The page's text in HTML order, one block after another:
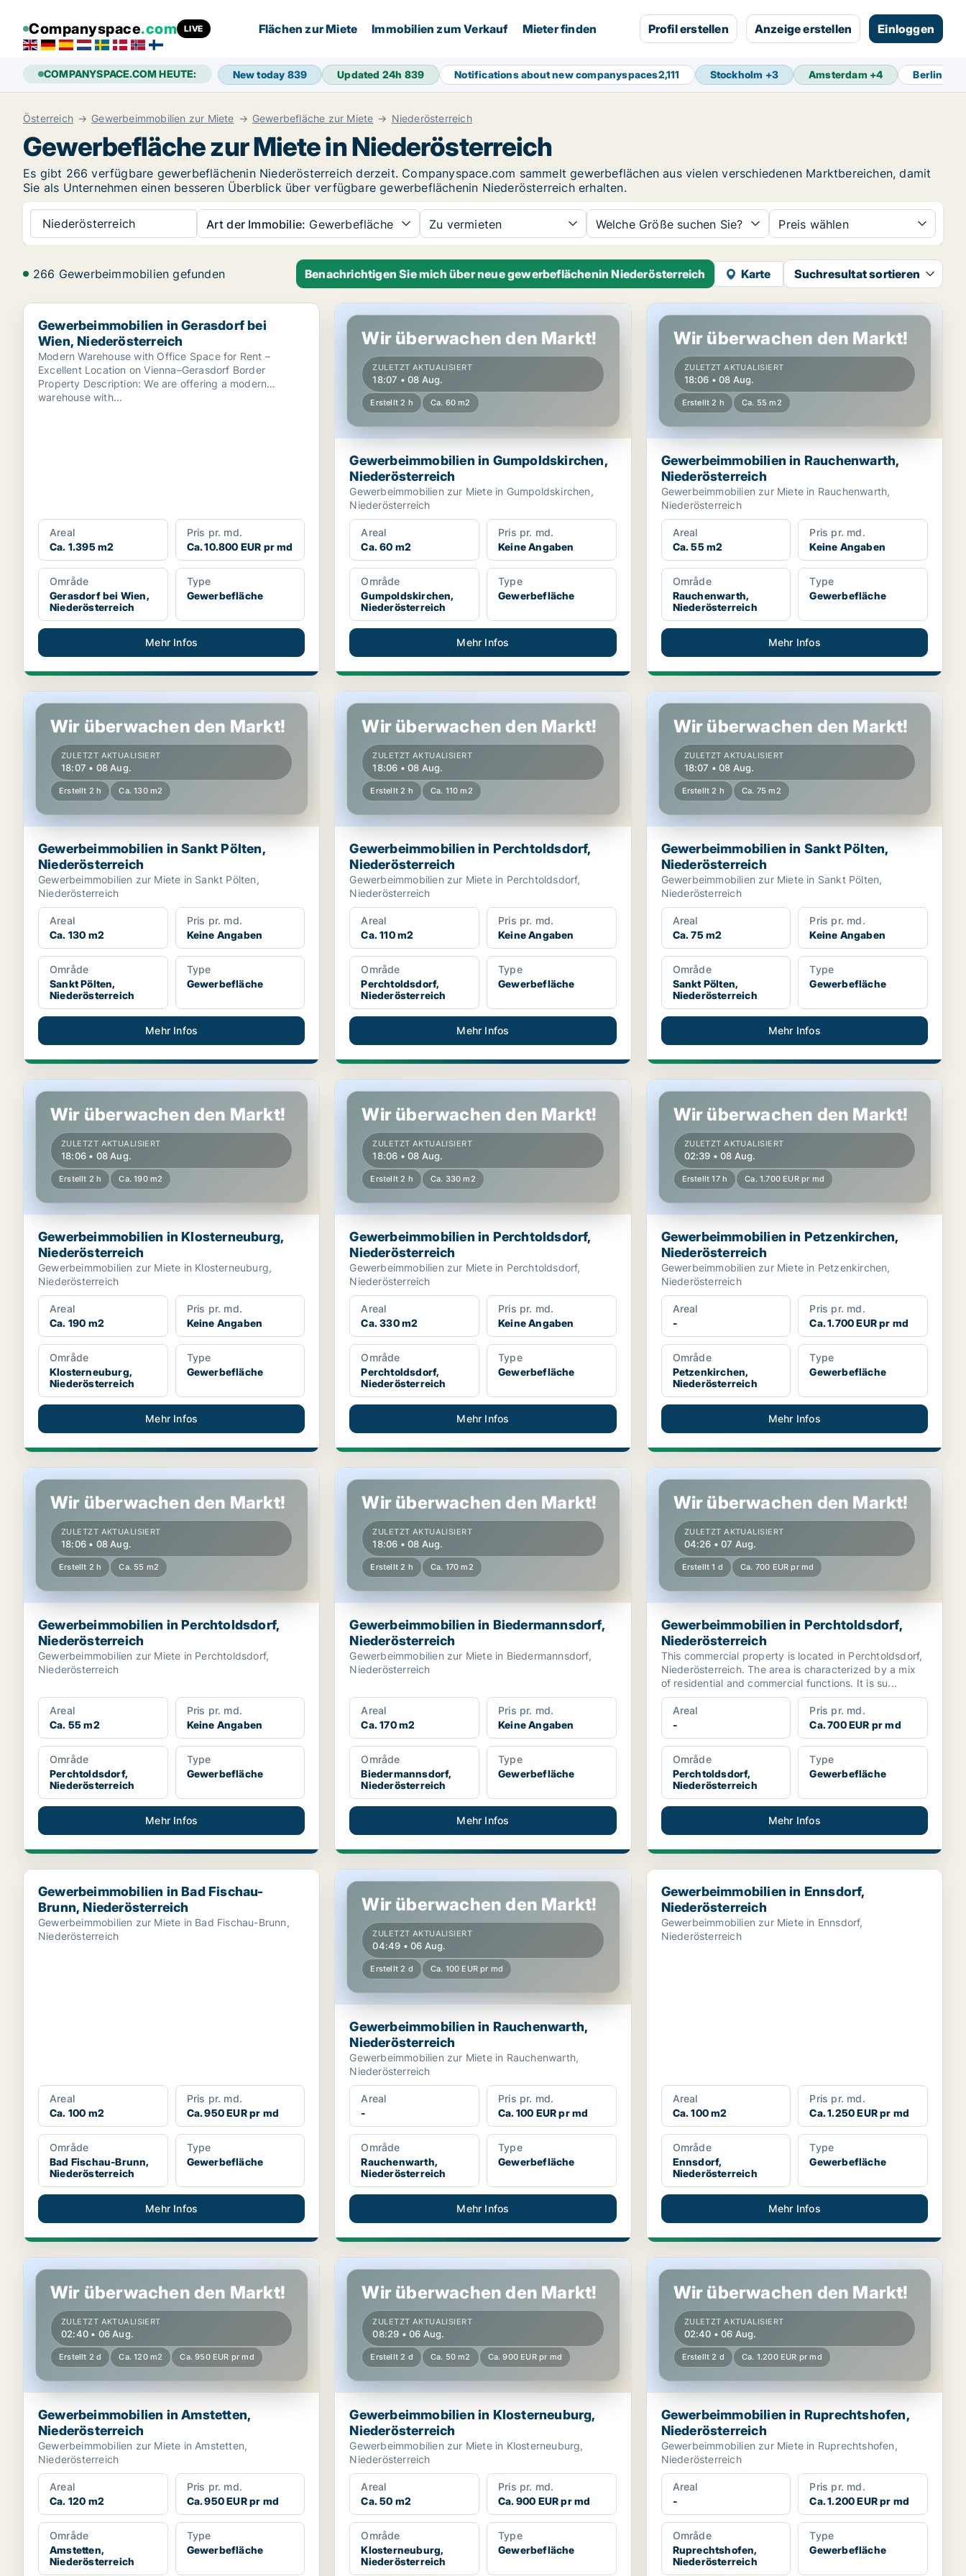
Companyspace.com LIVE Flächen zur Miete Immobilien zum Verkauf Mieter finden Profil erstellen Anzeige erstellen Einloggen
COMPANYSPACE.COM HEUTE: New today 839 Updated 24h 839 Notifications about new companyspaces2,111 Stockholm +3 Amsterdam +4 Berlin
Österreich Gewerbeimmobilien zur Miete Gewerbefläche zur Miete Niederösterreich
Gewerbefläche zur Miete in Niederösterreich
Es gibt 266 verfügbare gewerbeflächenin Niederösterreich derzeit. Companyspace.com sammelt gewerbeflächen aus vielen verschiedenen Marktbereichen, damit
Sie als Unternehmen einen besseren Überblick über verfügbare gewerbeflächenin Niederösterreich erhalten.
Niederösterreich Art der Immobilie: Gewerbefläche Zu vermieten Welche Größe suchen Sie? Preis wählen
266 Gewerbeimmobilien gefunden Benachrichtigen Sie mich über neue gewerbeflächenin Niederösterreich Karte Suchresultat sortieren
Gewerbeimmobilien in Gerasdorf bei Wien, Niederösterreich
Gewerbeimmobilien in Gerasdorf bei
Wien, Niederösterreich
Modern Warehouse with Office Space for Rent –
Excellent Location on Vienna–Gerasdorf Border
Property Description: We are offering a modern
warehouse with...
Areal
Ca. 1.395 m2
Pris pr. md.
Ca. 10.800 EUR pr md
Område
Gerasdorf bei Wien,
Niederösterreich
Type
Gewerbefläche
Mehr Infos
Gewerbeimmobilien in Gumpoldskirchen, Niederösterreich
Wir überwachen den Markt!
ZULETZT AKTUALISIERT
18:07 • 08 Aug.
Erstellt 2 h Ca. 60 m2
Gewerbeimmobilien in Gumpoldskirchen,
Niederösterreich
Gewerbeimmobilien zur Miete in Gumpoldskirchen,
Niederösterreich
Areal
Ca. 60 m2
Pris pr. md.
Keine Angaben
Område
Gumpoldskirchen,
Niederösterreich
Type
Gewerbefläche
Mehr Infos
Gewerbeimmobilien in Rauchenwarth, Niederösterreich
Wir überwachen den Markt!
ZULETZT AKTUALISIERT
18:06 • 08 Aug.
Erstellt 2 h Ca. 55 m2
Gewerbeimmobilien in Rauchenwarth,
Niederösterreich
Gewerbeimmobilien zur Miete in Rauchenwarth,
Niederösterreich
Areal
Ca. 55 m2
Pris pr. md.
Keine Angaben
Område
Rauchenwarth,
Niederösterreich
Type
Gewerbefläche
Mehr Infos
Gewerbeimmobilien in Sankt Pölten, Niederösterreich
Wir überwachen den Markt!
ZULETZT AKTUALISIERT
18:07 • 08 Aug.
Erstellt 2 h Ca. 130 m2
Gewerbeimmobilien in Sankt Pölten,
Niederösterreich
Gewerbeimmobilien zur Miete in Sankt Pölten,
Niederösterreich
Areal
Ca. 130 m2
Pris pr. md.
Keine Angaben
Område
Sankt Pölten,
Niederösterreich
Type
Gewerbefläche
Mehr Infos
Gewerbeimmobilien in Perchtoldsdorf, Niederösterreich
Wir überwachen den Markt!
ZULETZT AKTUALISIERT
18:06 • 08 Aug.
Erstellt 2 h Ca. 110 m2
Gewerbeimmobilien in Perchtoldsdorf,
Niederösterreich
Gewerbeimmobilien zur Miete in Perchtoldsdorf,
Niederösterreich
Areal
Ca. 110 m2
Pris pr. md.
Keine Angaben
Område
Perchtoldsdorf,
Niederösterreich
Type
Gewerbefläche
Mehr Infos
Gewerbeimmobilien in Sankt Pölten, Niederösterreich
Wir überwachen den Markt!
ZULETZT AKTUALISIERT
18:07 • 08 Aug.
Erstellt 2 h Ca. 75 m2
Gewerbeimmobilien in Sankt Pölten,
Niederösterreich
Gewerbeimmobilien zur Miete in Sankt Pölten,
Niederösterreich
Areal
Ca. 75 m2
Pris pr. md.
Keine Angaben
Område
Sankt Pölten,
Niederösterreich
Type
Gewerbefläche
Mehr Infos
Gewerbeimmobilien in Klosterneuburg, Niederösterreich
Wir überwachen den Markt!
ZULETZT AKTUALISIERT
18:06 • 08 Aug.
Erstellt 2 h Ca. 190 m2
Gewerbeimmobilien in Klosterneuburg,
Niederösterreich
Gewerbeimmobilien zur Miete in Klosterneuburg,
Niederösterreich
Areal
Ca. 190 m2
Pris pr. md.
Keine Angaben
Område
Klosterneuburg,
Niederösterreich
Type
Gewerbefläche
Mehr Infos
Gewerbeimmobilien in Perchtoldsdorf, Niederösterreich
Wir überwachen den Markt!
ZULETZT AKTUALISIERT
18:06 • 08 Aug.
Erstellt 2 h Ca. 330 m2
Gewerbeimmobilien in Perchtoldsdorf,
Niederösterreich
Gewerbeimmobilien zur Miete in Perchtoldsdorf,
Niederösterreich
Areal
Ca. 330 m2
Pris pr. md.
Keine Angaben
Område
Perchtoldsdorf,
Niederösterreich
Type
Gewerbefläche
Mehr Infos
Gewerbeimmobilien in Petzenkirchen, Niederösterreich
Wir überwachen den Markt!
ZULETZT AKTUALISIERT
02:39 • 08 Aug.
Erstellt 17 h Ca. 1.700 EUR pr md
Gewerbeimmobilien in Petzenkirchen,
Niederösterreich
Gewerbeimmobilien zur Miete in Petzenkirchen,
Niederösterreich
Areal
-
Pris pr. md.
Ca. 1.700 EUR pr md
Område
Petzenkirchen,
Niederösterreich
Type
Gewerbefläche
Mehr Infos
Gewerbeimmobilien in Perchtoldsdorf, Niederösterreich
Wir überwachen den Markt!
ZULETZT AKTUALISIERT
18:06 • 08 Aug.
Erstellt 2 h Ca. 55 m2
Gewerbeimmobilien in Perchtoldsdorf,
Niederösterreich
Gewerbeimmobilien zur Miete in Perchtoldsdorf,
Niederösterreich
Areal
Ca. 55 m2
Pris pr. md.
Keine Angaben
Område
Perchtoldsdorf,
Niederösterreich
Type
Gewerbefläche
Mehr Infos
Gewerbeimmobilien in Biedermannsdorf, Niederösterreich
Wir überwachen den Markt!
ZULETZT AKTUALISIERT
18:06 • 08 Aug.
Erstellt 2 h Ca. 170 m2
Gewerbeimmobilien in Biedermannsdorf,
Niederösterreich
Gewerbeimmobilien zur Miete in Biedermannsdorf,
Niederösterreich
Areal
Ca. 170 m2
Pris pr. md.
Keine Angaben
Område
Biedermannsdorf,
Niederösterreich
Type
Gewerbefläche
Mehr Infos
Gewerbeimmobilien in Perchtoldsdorf, Niederösterreich
Wir überwachen den Markt!
ZULETZT AKTUALISIERT
04:26 • 07 Aug.
Erstellt 1 d Ca. 700 EUR pr md
Gewerbeimmobilien in Perchtoldsdorf,
Niederösterreich
This commercial property is located in Perchtoldsdorf,
Niederösterreich. The area is characterized by a mix
of residential and commercial functions. It is su...
Areal
-
Pris pr. md.
Ca. 700 EUR pr md
Område
Perchtoldsdorf,
Niederösterreich
Type
Gewerbefläche
Mehr Infos
Gewerbeimmobilien in Bad Fischau-Brunn, Niederösterreich
Gewerbeimmobilien in Bad Fischau-
Brunn, Niederösterreich
Gewerbeimmobilien zur Miete in Bad Fischau-Brunn,
Niederösterreich
Areal
Ca. 100 m2
Pris pr. md.
Ca. 950 EUR pr md
Område
Bad Fischau-Brunn,
Niederösterreich
Type
Gewerbefläche
Mehr Infos
Gewerbeimmobilien in Rauchenwarth, Niederösterreich
Wir überwachen den Markt!
ZULETZT AKTUALISIERT
04:49 • 06 Aug.
Erstellt 2 d Ca. 100 EUR pr md
Gewerbeimmobilien in Rauchenwarth,
Niederösterreich
Gewerbeimmobilien zur Miete in Rauchenwarth,
Niederösterreich
Areal
-
Pris pr. md.
Ca. 100 EUR pr md
Område
Rauchenwarth,
Niederösterreich
Type
Gewerbefläche
Mehr Infos
Gewerbeimmobilien in Ennsdorf, Niederösterreich
Gewerbeimmobilien in Ennsdorf,
Niederösterreich
Gewerbeimmobilien zur Miete in Ennsdorf,
Niederösterreich
Areal
Ca. 100 m2
Pris pr. md.
Ca. 1.250 EUR pr md
Område
Ennsdorf,
Niederösterreich
Type
Gewerbefläche
Mehr Infos
Gewerbeimmobilien in Amstetten, Niederösterreich
Wir überwachen den Markt!
ZULETZT AKTUALISIERT
02:40 • 06 Aug.
Erstellt 2 d Ca. 120 m2 Ca. 950 EUR pr md
Gewerbeimmobilien in Amstetten,
Niederösterreich
Gewerbeimmobilien zur Miete in Amstetten,
Niederösterreich
Areal
Ca. 120 m2
Pris pr. md.
Ca. 950 EUR pr md
Område
Amstetten,
Niederösterreich
Type
Gewerbefläche
Gewerbeimmobilien in Klosterneuburg, Niederösterreich
Wir überwachen den Markt!
ZULETZT AKTUALISIERT
08:29 • 06 Aug.
Erstellt 2 d Ca. 50 m2 Ca. 900 EUR pr md
Gewerbeimmobilien in Klosterneuburg,
Niederösterreich
Gewerbeimmobilien zur Miete in Klosterneuburg,
Niederösterreich
Areal
Ca. 50 m2
Pris pr. md.
Ca. 900 EUR pr md
Område
Klosterneuburg,
Niederösterreich
Type
Gewerbefläche
Gewerbeimmobilien in Ruprechtshofen, Niederösterreich
Wir überwachen den Markt!
ZULETZT AKTUALISIERT
02:40 • 06 Aug.
Erstellt 2 d Ca. 1.200 EUR pr md
Gewerbeimmobilien in Ruprechtshofen,
Niederösterreich
Gewerbeimmobilien zur Miete in Ruprechtshofen,
Niederösterreich
Areal
-
Pris pr. md.
Ca. 1.200 EUR pr md
Område
Ruprechtshofen,
Niederösterreich
Type
Gewerbefläche